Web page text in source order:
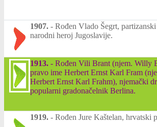
1907. - Rođen Vlado Šegrt,
narodni heroj Jugoslavije.
1913. - Rođen Vili Brant (njem. Willy
pravo ime Herbert Ernst Karl Fram
Herbert Ernst Karl Frahm), njemački
popularni gradonačelnik Berlina.
1919. - Rođen Jure Kaštelan, hrvatski